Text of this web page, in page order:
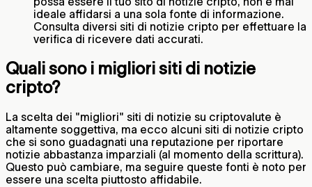
ideale affidarsi a una sola fonte di informazione.
Consulta diversi siti di notizie cripto per effettuare la
verifica di ricevere dati accurati.
Quali sono i migliori siti di notizie
cripto?
La scelta dei "migliori" siti di notizie su criptovalute è
altamente soggettiva, ma ecco alcuni siti di notizie cripto
che si sono guadagnati una reputazione per riportare
notizie abbastanza imparziali (al momento della scrittura).
Questo può cambiare, ma seguire queste fonti è noto per
essere una scelta piuttosto affidabile.